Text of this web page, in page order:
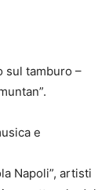
sul tamburo –
e
Napoli”, artisti